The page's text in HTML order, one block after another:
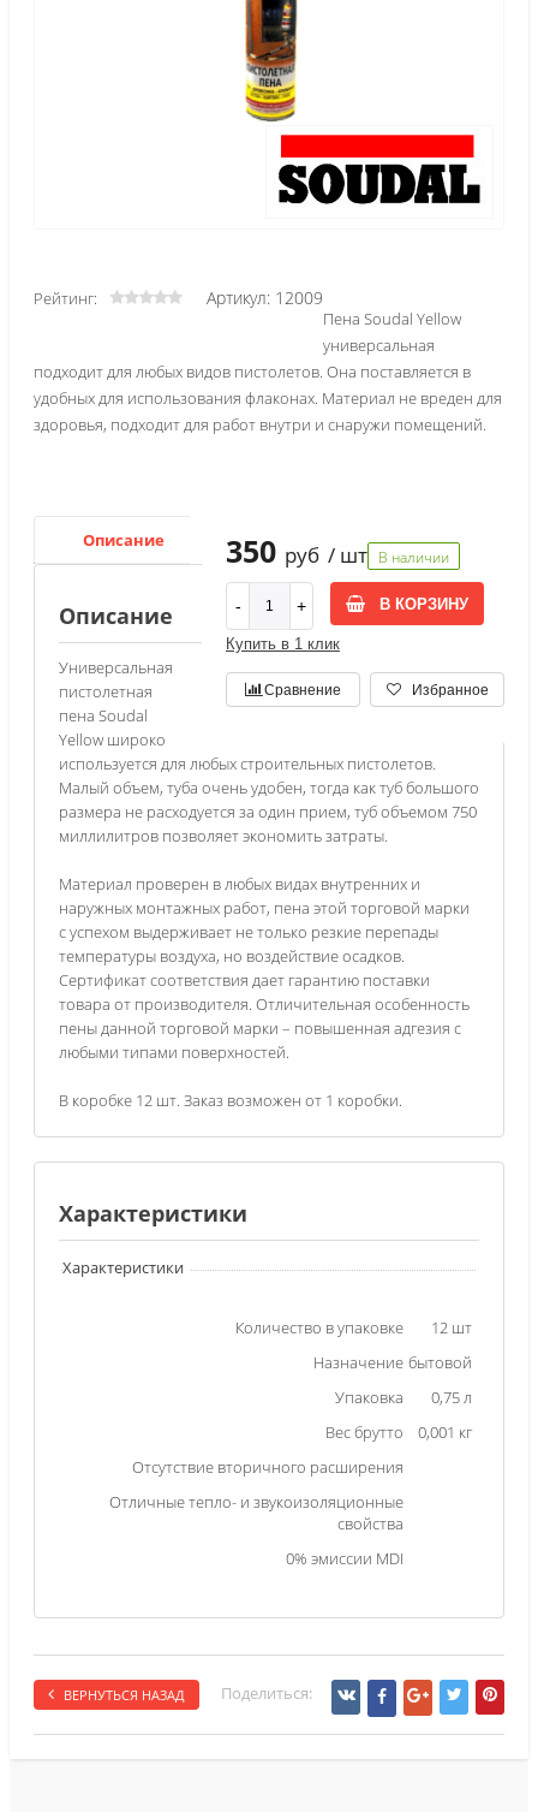
Рейтинг: Артикул: 12009
Пена Soudal Yellow
универсальная
подходит для любых видов пистолетов. Она поставляется в
удобных для использования флаконах. Материал не вреден для
здоровья, подходит для работ внутри и снаружи помещений.
350 руб / шт В наличии
В КОРЗИНУ
Купить в 1 клик
Сравнение Избранное
Описание Характеристики
Описание
Универсальная
пистолетная
пена Soudal
Yellow широко
используется для любых строительных пистолетов.
Малый объем, туба очень удобен, тогда как туб большого
размера не расходуется за один прием, туб объемом 750
миллилитров позволяет экономить затраты.
Материал проверен в любых видах внутренних и
наружных монтажных работ, пена этой торговой марки
с успехом выдерживает не только резкие перепады
температуры воздуха, но воздействие осадков.
Сертификат соответствия дает гарантию поставки
товара от производителя. Отличительная особенность
пены данной торговой марки – повышенная адгезия с
любыми типами поверхностей.
В коробке 12 шт. Заказ возможен от 1 коробки.
Характеристики
Характеристики
Количество в упаковке
12 шт
Назначение бытовой
Упаковка
0,75 л
Вес брутто
0,001 кг
Отсутствие вторичного расширения
Отличные тепло- и звукоизоляционные
свойства
0% эмиссии MDI
ВЕРНУТЬСЯ НАЗАД Поделиться: